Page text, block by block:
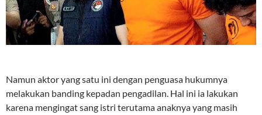
Namun aktor yang satu ini dengan penguasa hukumnya
melakukan banding kepadan pengadilan. Hal ini ia lakukan
karena mengingat sang istri terutama anaknya yang masih